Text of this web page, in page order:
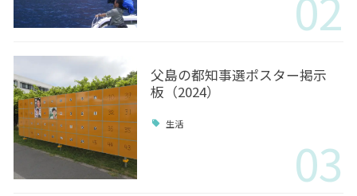
父島の都知事選ポスター掲示
板（2024）
生活
03